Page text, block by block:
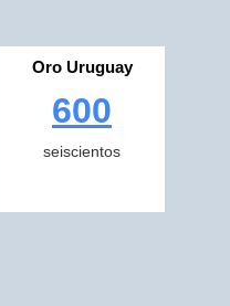
Oro Uruguay
600
seiscientos